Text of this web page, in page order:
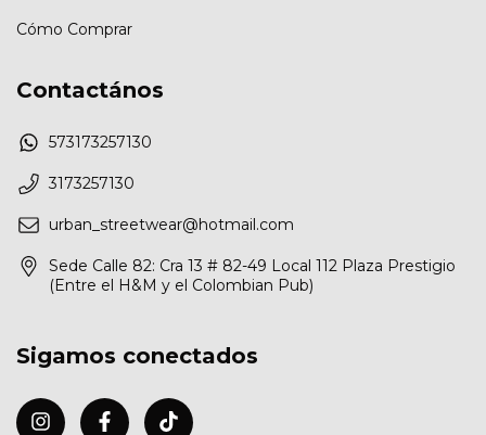
Cómo Comprar
Contactános
573173257130
3173257130
urban_streetwear@hotmail.com
Sede Calle 82: Cra 13 # 82-49 Local 112 Plaza Prestigio
(Entre el H&M y el Colombian Pub)
Sigamos conectados